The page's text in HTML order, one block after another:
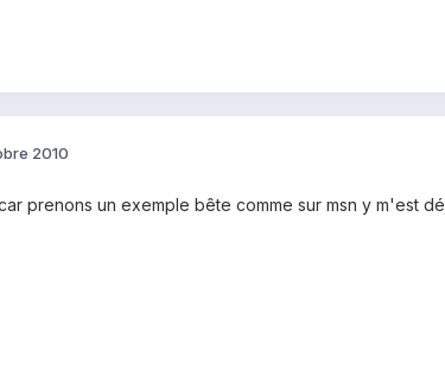
2010
prenons un exemple bête comme sur msn y m'est